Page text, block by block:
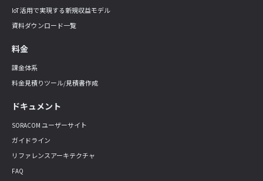
IoT 活用で実現する新規収益モデル
資料ダウンロード一覧
料金
課金体系
料金見積りツール/見積書作成
ドキュメント
SORACOM ユーザーサイト
ガイドライン
リファレンスアーキテクチャ
FAQ